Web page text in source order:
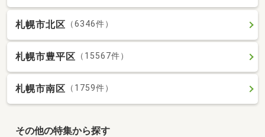
札幌市北区 （6346件）
札幌市豊平区 （15567件）
札幌市南区 （1759件）
その他の特集から探す